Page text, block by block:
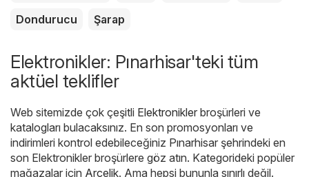
Dondurucu
Şarap
Elektronikler: Pınarhisar'teki tüm
aktüel teklifler
Web sitemizde çok çeşitli Elektronikler broşürleri ve
katalogları bulacaksınız. En son promosyonları ve
indirimleri kontrol edebileceğiniz Pınarhisar şehrindeki en
son Elektronikler broşürlere göz atın. Kategorideki popüler
mağazalar için Arçelik. Ama hepsi bununla sınırlı değil.